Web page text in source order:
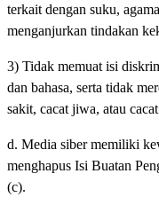
terkait dengan suku,
menganjurkan tindakan
3) Tidak memuat isi
dan bahasa, serta tidak
sakit, cacat jiwa, atau
d. Media siber memiliki
menghapus Isi Buatan
(c).